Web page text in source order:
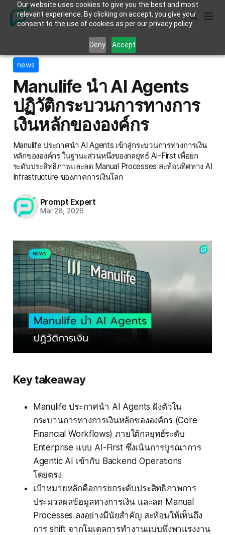
Our website uses cookies to give you the best and most
relevant experience. By clicking on accept, you give your
consent to the use of cookies as per our privacy policy.
Deny Accept
news
Manulife นำ AI Agents
ปฏิวัติกระบวนการทางการ
เงินหลักขององค์กร
Manulife ประกาศนำ AI Agents เข้าสู่กระบวนการทางการเงิน
หลักขององค์กร ในฐานะส่วนหนึ่งของกลยุทธ์ AI-First เพื่อยก
ระดับประสิทธิภาพและลด Manual Processes สะท้อนทิศทาง AI
Infrastructure ของภาคการเงินโลก
Prompt Expert
Mar 28, 2026
Key takeaway
Manulife ประกาศนำ AI Agents ฝังตัวใน
กระบวนการทางการเงินหลักขององค์กร (Core
Financial Workflows) ภายใต้กลยุทธ์ระดับ
Enterprise แบบ AI-First ซึ่งเน้นการบูรณาการ
Agentic AI เข้ากับ Backend Operations
โดยตรง
เป้าหมายหลักคือการยกระดับประสิทธิภาพการ
ประมวลผลข้อมูลทางการเงิน และลด Manual
Processes ลงอย่างมีนัยสำคัญ สะท้อนให้เห็นถึง
การ shift จากโมเดลการทำงานแบบพึ่งพาแรงงาน